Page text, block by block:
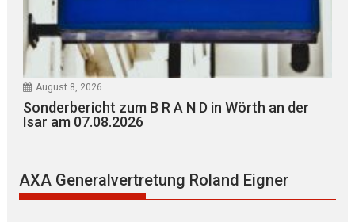
August 8, 2026
Sonderbericht zum B R A N D in Wörth an der
Isar am 07.08.2026
AXA Generalvertretung Roland Eigner